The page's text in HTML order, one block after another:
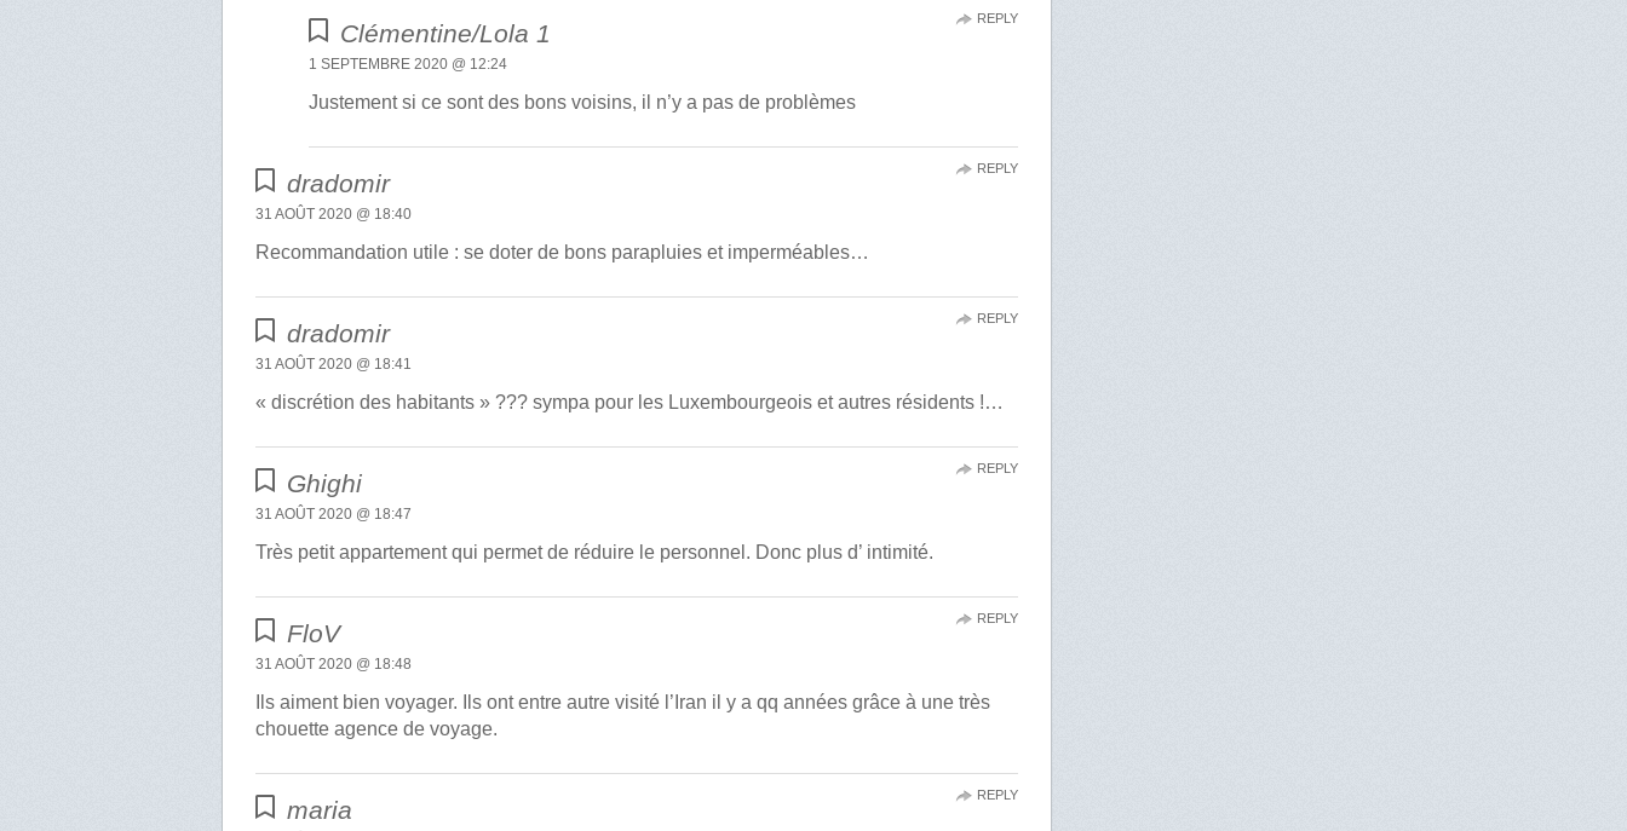
Clémentine/Lola 1
1 SEPTEMBRE 2020 @ 12:24
Justement si ce sont des bons voisins, il n’y a pas de problèmes
REPLY
dradomir
31 AOÛT 2020 @ 18:40
Recommandation utile : se doter de bons parapluies et imperméables…
REPLY
dradomir
31 AOÛT 2020 @ 18:41
« discrétion des habitants » ??? sympa pour les Luxembourgeois et autres résidents !…
REPLY
Ghighi
31 AOÛT 2020 @ 18:47
Très petit appartement qui permet de réduire le personnel. Donc plus d’ intimité.
REPLY
FloV
31 AOÛT 2020 @ 18:48
Ils aiment bien voyager. Ils ont entre autre visité l’Iran il y a qq années grâce à une très
chouette agence de voyage.
REPLY
maria
REPLY